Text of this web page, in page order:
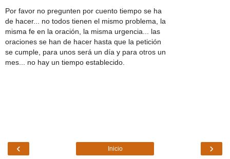
Por favor no pregunten por cuento tiempo se ha
de hacer... no todos tienen el mismo problema, la
misma fe en la oración, la misma urgencia... las
oraciones se han de hacer hasta que la petición
se cumple, para unos será un día y para otros un
mes... no hay un tiempo establecido.
‹ ›
Inicio